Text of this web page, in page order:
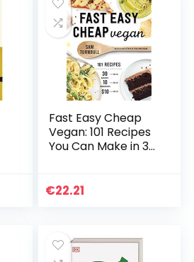
Fast Easy Cheap
Vegan: 101 Recipes
You Can Make in 30
with 10 Ingredients
€22.21